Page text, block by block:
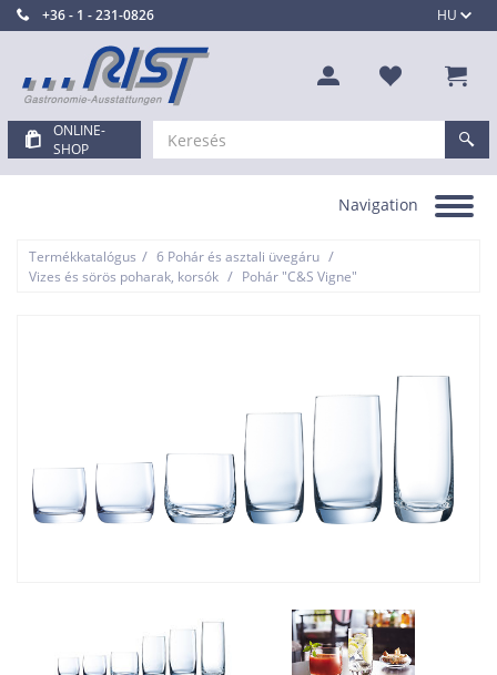
HU
+36 - 1 - 231-0826
ONLINE-
SHOP
Toggle
Navigation
Termékkatalógus / 6 Pohár és asztali üvegáru /
Vizes és sörös poharak, korsók / Pohár "C&S Vigne"